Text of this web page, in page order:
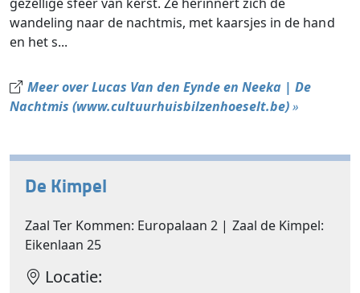
wandeling naar de nachtmis, met kaarsjes in de hand
en het s...
Meer over Lucas Van den Eynde en Neeka | De
Nachtmis (www.cultuurhuisbilzenhoeselt.be)»
De Kimpel
Zaal Ter Kommen: Europalaan 2 | Zaal de Kimpel:
Eikenlaan 25
Locatie: